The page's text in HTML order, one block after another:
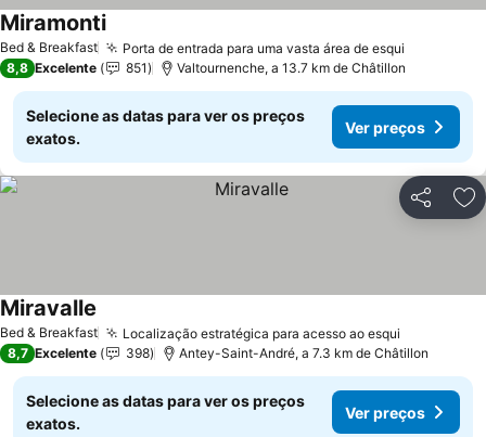
Bed & Breakfast Porta de entrada para uma vasta área de esqui
Miramonti
8,8 Excelente 851 Valtournenche, a 13.7 km de Châtillon
Selecione as datas para ver os preços
exatos.
Ver preços
Partilhar
Bed & Breakfast Localização estratégica para acesso ao esqui
Miravalle
8,7 Excelente 398 Antey-Saint-André, a 7.3 km de Châtillon
Selecione as datas para ver os preços
exatos.
Ver preços